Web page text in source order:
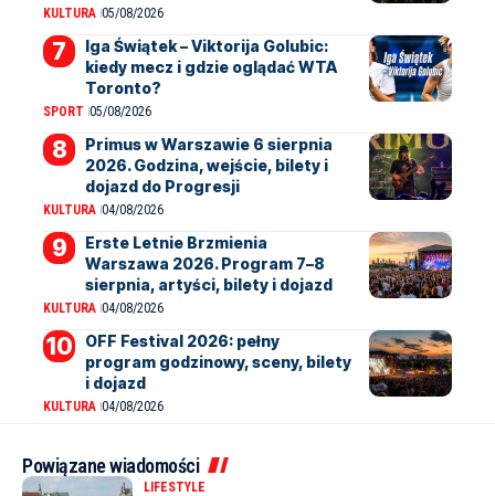
KULTURA 05/08/2026
Iga Świątek – Viktorija Golubic:
kiedy mecz i gdzie oglądać WTA
Toronto?
SPORT 05/08/2026
Primus w Warszawie 6 sierpnia
2026. Godzina, wejście, bilety i
dojazd do Progresji
KULTURA 04/08/2026
Erste Letnie Brzmienia
Warszawa 2026. Program 7–8
sierpnia, artyści, bilety i dojazd
KULTURA 04/08/2026
OFF Festival 2026: pełny
program godzinowy, sceny, bilety
i dojazd
KULTURA 04/08/2026
Powiązane wiadomości
LIFESTYLE